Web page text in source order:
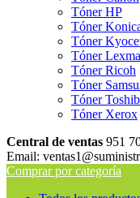
Tóner HP
Tóner
Tóner
Tóner
Tóner Ricoh
Tóner
Tóner
Tóner Xerox
Central de ventas 951
Email:
Comprar por categoría